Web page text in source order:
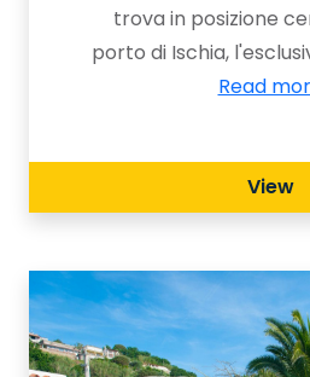
trova in posizione
porto di Ischia,
di Via Roma e Corso
Read
View